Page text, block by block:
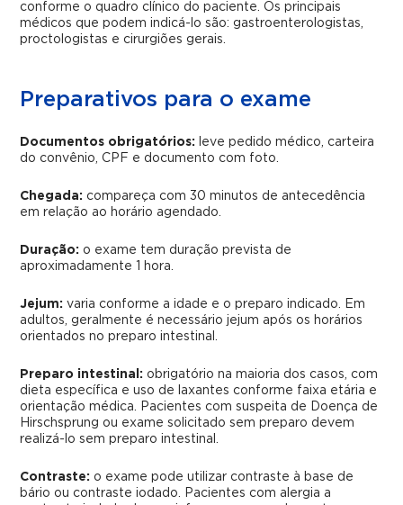
conforme o quadro clínico do paciente. Os principais
médicos que podem indicá-lo são: gastroenterologistas,
proctologistas e cirurgiões gerais.
Preparativos para o exame
Documentos obrigatórios:
leve pedido médico, carteira
do convênio, CPF e documento com foto.
Chegada: compareça com 30 minutos de antecedência
em relação ao horário agendado.
Duração: o exame tem duração prevista de
aproximadamente 1 hora.
Jejum: varia conforme a idade e o preparo indicado. Em
adultos, geralmente é necessário jejum após os horários
orientados no preparo intestinal.
Preparo intestinal: obrigatório na maioria dos casos, com
dieta específica e uso de laxantes conforme faixa etária e
orientação médica. Pacientes com suspeita de Doença de
Hirschsprung ou exame solicitado sem preparo devem
realizá-lo sem preparo intestinal.
Contraste: o exame pode utilizar contraste à base de
bário ou contraste iodado. Pacientes com alergia a